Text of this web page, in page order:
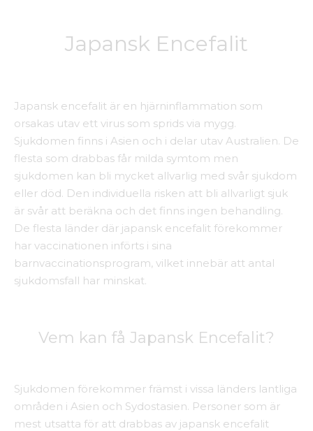
Japansk Encefalit
Japansk encefalit är en hjärninflammation som
orsakas utav ett virus som sprids via mygg.
Sjukdomen finns i Asien och i delar utav Australien. De
flesta som drabbas får milda symtom men
sjukdomen kan bli mycket allvarlig med svår sjukdom
eller död. Den individuella risken att bli allvarligt sjuk
är svår att beräkna och det finns ingen behandling.
De flesta länder där japansk encefalit förekommer
har vaccinationen införts i sina
barnvaccinationsprogram, vilket innebär att antal
sjukdomsfall har minskat.
Vem kan få Japansk Encefalit?
Sjukdomen förekommer främst i vissa länders lantliga
områden i Asien och Sydostasien. Personer som är
mest utsatta för att drabbas av japansk encefalit